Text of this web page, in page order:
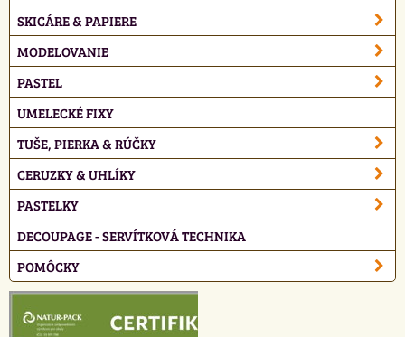
SKICÁRE & PAPIERE
MODELOVANIE
PASTEL
UMELECKÉ FIXY
TUŠE, PIERKA & RÚČKY
CERUZKY & UHLÍKY
PASTELKY
DECOUPAGE - SERVÍTKOVÁ TECHNIKA
POMÔCKY